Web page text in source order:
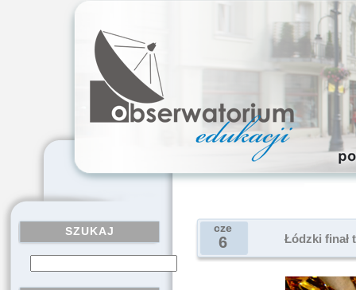
SZUKAJ cze
6 Łódzki finał